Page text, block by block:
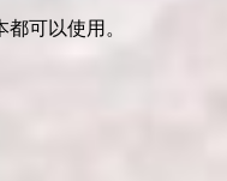
可以使用。